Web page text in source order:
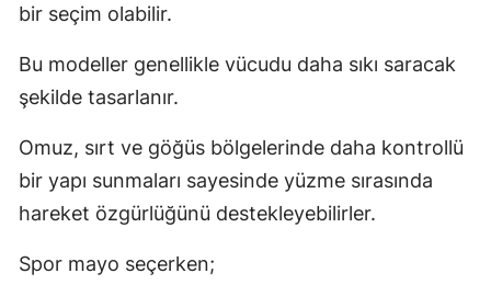
bir seçim olabilir.
Bu modeller genellikle vücudu daha sıkı saracak
şekilde tasarlanır.
Omuz, sırt ve göğüs bölgelerinde daha kontrollü
bir yapı sunmaları sayesinde yüzme sırasında
hareket özgürlüğünü destekleyebilirler.
Spor mayo seçerken;